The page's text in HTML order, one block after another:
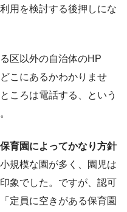
用を検討する後押しにな
区以外の自治体のHP
こにあるかわかりませ
ころは電話する、という
保育園によってかなり方針
規模な園が多く、園児は
象でした。ですが、認可
定員に空きがある保育園